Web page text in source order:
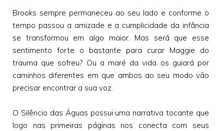
Brooks sempre permaneceu ao seu lado e conforme o
tempo passou a amizade e a cumplicidade da infância
se transformou em algo maior. Mas será que esse
sentimento forte o bastante para curar Maggie do
trauma que sofreu? Ou a maré da vida os guiará por
caminhos diferentes em que ambos ao seu modo vão
precisar encontrar a sua voz.
O Silêncio das Águas possui uma narrativa tocante que
logo nas primeiras páginas nos conecta com seus